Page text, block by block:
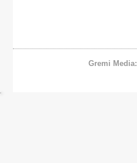
Gremi Media: